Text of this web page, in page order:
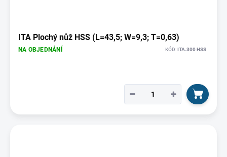
ITA Plochý nůž HSS (L=43,5; W=9,3; T=0,63)
NA OBJEDNÁNÍ KÓD: ITA.300 HSS
+
−